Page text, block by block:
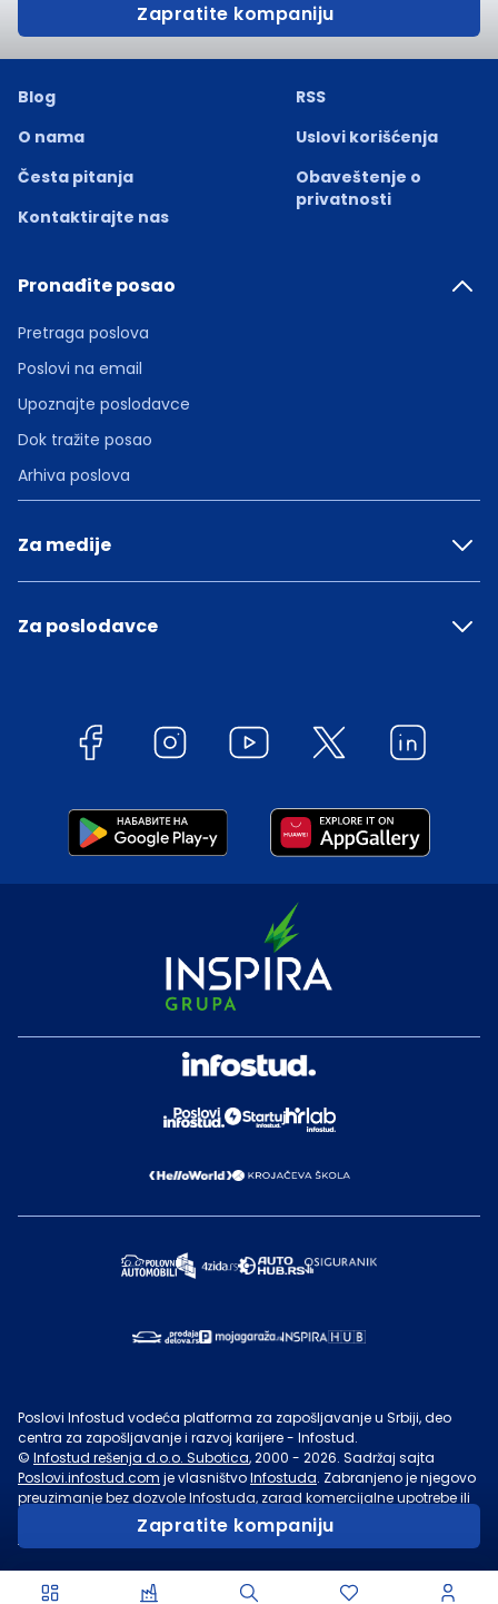
Zapratite kompaniju
Zapratite kompaniju
Blog
O nama
Česta pitanja
Kontaktirajte nas
RSS
Uslovi korišćenja
Obaveštenje o
privatnosti
Pronađite posao
Pretraga poslova
Poslovi na email
Upoznajte poslodavce
Dok tražite posao
Arhiva poslova
Za medije
Za poslodavce
Poslovi Infostud vodeća platforma za zapošljavanje u Srbiji, deo
centra za zapošljavanje i razvoj karijere - Infostud.
© Infostud rešenja d.o.o. Subotica, 2000 - 2026. Sadržaj sajta
Poslovi.infostud.com je vlasništvoInfostuda. Zabranjeno je njegovo
preuzimanje bez dozvoleInfostuda, zarad komercijalne upotrebe ili
u druge svrhe, osim za lične potrebe posetilaca sajta.